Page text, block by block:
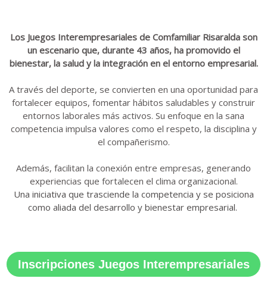
Los Juegos Interempresariales de Comfamiliar Risaralda son
un escenario que, durante 43 años, ha promovido el
bienestar, la salud y la integración en el entorno empresarial.
A través del deporte, se convierten en una oportunidad para
fortalecer equipos, fomentar hábitos saludables y construir
entornos laborales más activos. Su enfoque en la sana
competencia impulsa valores como el respeto, la disciplina y
el compañerismo.
Además, facilitan la conexión entre empresas, generando
experiencias que fortalecen el clima organizacional.
Una iniciativa que trasciende la competencia y se posiciona
como aliada del desarrollo y bienestar empresarial.
Inscripciones Juegos Interempresariales